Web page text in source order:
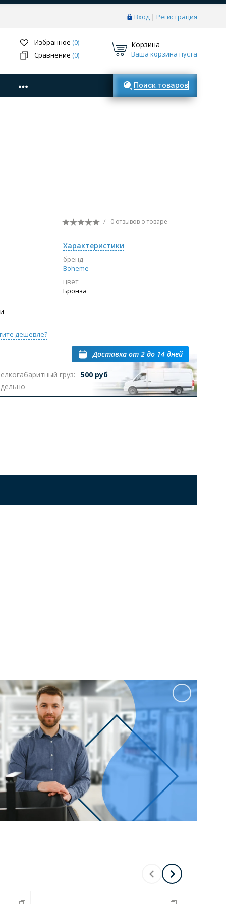
Вход | Регистрация
Избранное (0)
Сравнение (0)
Корзина
Ваша корзина пуста
Поиск товаров
/ 0 отзывов о товаре
Характеристики
бренд
Boheme
цвет
Бронза
дешевле?
груз:
500 руб
Доставка от 2 до 14 дней